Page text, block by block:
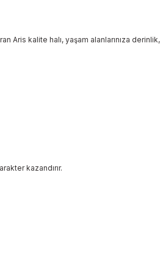
kalite halı, yaşam alanlarınıza
kazandırır.